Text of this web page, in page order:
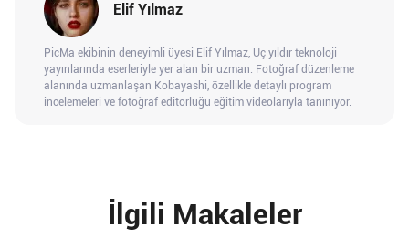
Elif Yılmaz
PicMa ekibinin deneyimli üyesi Elif Yılmaz, Üç yıldır teknoloji
yayınlarında eserleriyle yer alan bir uzman. Fotoğraf düzenleme
alanında uzmanlaşan Kobayashi, özellikle detaylı program
incelemeleri ve fotoğraf editörlüğü eğitim videolarıyla tanınıyor.
İlgili Makaleler